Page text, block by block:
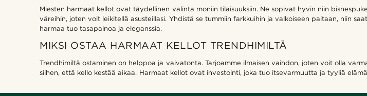
Miesten harmaat kellot ovat täydellinen valinta moniin tilaisuuksiin. Ne sopivat hyvin niin
väreihin, joten voit leikitellä asusteillasi. Yhdistä se tummiin farkkuihin ja valkoiseen paitaan, niin
harmaa tuo tasapainoa ja eleganssia.
MIKSI OSTAA HARMAAT KELLOT TRENDHIMILTÄ
Trendhimiltä ostaminen on helppoa ja vaivatonta. Tarjoamme ilmaisen vaihdon, joten voit olla
siihen, että kello kestää aikaa. Harmaat kellot ovat investointi, joka tuo itsevarmuutta ja tyyliä